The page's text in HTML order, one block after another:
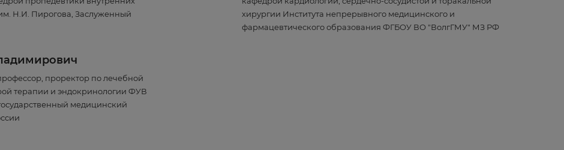
Н.И. Пирогова, Заслуженный
хирургии Института непрерывного медицинского и
фармацевтического образования ФГБОУ ВО "ВолгГМУ" МЗ РФ
проректор по лечебной
терапии и эндокринологии ФУВ
медицинский